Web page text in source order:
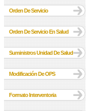
Orden De Servicio
Orden De Servicio En Salud
Suministros Unidad De Salud
Modificación De OPS
Formato Interventoria